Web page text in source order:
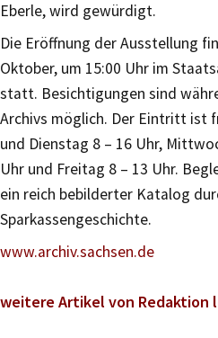
Eberle, wird gewürdigt.
Die Eröffnung der Ausstellung
Oktober, um 15:00 Uhr im
statt. Besichtigungen sind
Archivs möglich. Der Eintritt ist
und Dienstag 8 – 16 Uhr,
Uhr und Freitag 8 – 13 Uhr.
ein reich bebilderter Katalog
Sparkassengeschichte.
www.archiv.sachsen.de
weitere Artikel von Redaktion